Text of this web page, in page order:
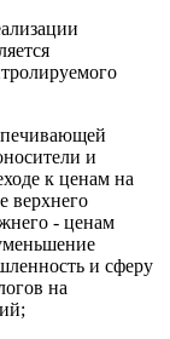
и
к ценам на
верхнего
- ценам
и сферу
на